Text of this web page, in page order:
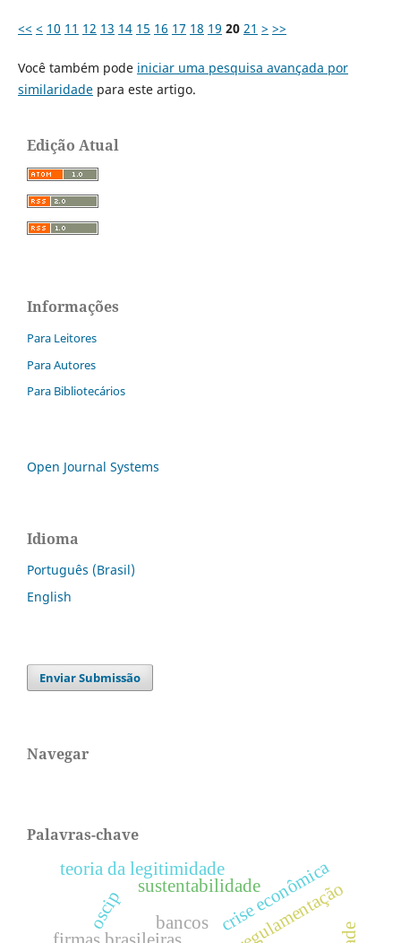
<< < 10 11 12 13 14 15 16 17 18 19 20 21 > >>
Você também pode iniciar uma pesquisa avançada por
similaridadepara este artigo.
Edição Atual
Informações
Para Leitores
Para Autores
Para Bibliotecários
Open Journal Systems
Idioma
Português (Brasil)
English
Enviar Submissão
Navegar
Palavras-chave
bancos crise econômica
regulamentação
oscip
sustentabilidade
teoria da legitimidade